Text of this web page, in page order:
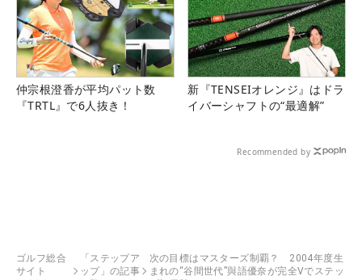
仲宗根澄香が平均パット数
『TRTL』で6人抜き！
新『TENSEIオレンジ』はドラ
イバーシャフトの“最適解”
Recommended by
ゴルフ総合
サイト
「ステップア
ップ」の記事
次の目標はマスターズ制覇？ 2004年度生
まれの“谷間世代”與語優奈が完全Vでステッ